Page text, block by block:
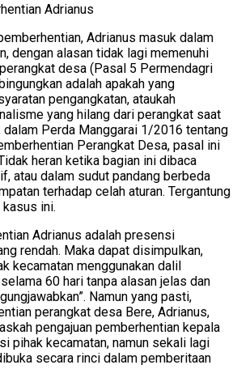
Adrianus
Adrianus masuk dalam
dengan alasan tidak lagi memenuhi
desa (Pasal 5 Permendagri
adalah apakah yang
pengangkatan, ataukah
yang hilang dari perangkat saat
dalam Perda Manggarai 1/2016 tentang
Perangkat Desa, pasal ini
heran ketika bagian ini dibaca
atau dalam sudut pandang berbeda
terhadap celah aturan. Tergantung
ini.
Adrianus adalah presensi
rendah. Maka dapat disimpulkan,
kecamatan menggunakan dalil
60 hari tanpa alasan jelas dan
Namun yang pasti,
perangkat desa Bere, Adrianus,
pengajuan pemberhentian kepala
pihak kecamatan, namun sekali lagi
secara rinci dalam pemberitaan